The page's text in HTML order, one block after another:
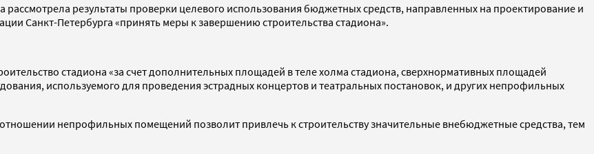
результаты проверки целевого использования бюджетных средств, направленных на проектирование и
Санкт-Петербурга «принять меры к завершению строительства стадиона».
стадиона «за счет дополнительных площадей в теле холма стадиона, сверхнормативных площадей
используемого для проведения эстрадных концертов и театральных постановок, и других непрофильных
непрофильных помещений позволит привлечь к строительству значительные внебюджетные средства, тем